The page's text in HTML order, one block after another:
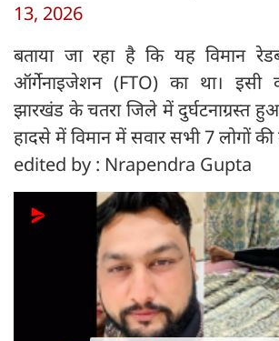
13, 2026
बताया जा रहा है कि यह विमान
ऑर्गेनाइजेशन (FTO) का था। इसी
झारखंड के चतरा जिले में दुर्घटनाग्रस्त
हादसे में विमान में सवार सभी 7 लोगों की
edited by : Nrapendra Gupta